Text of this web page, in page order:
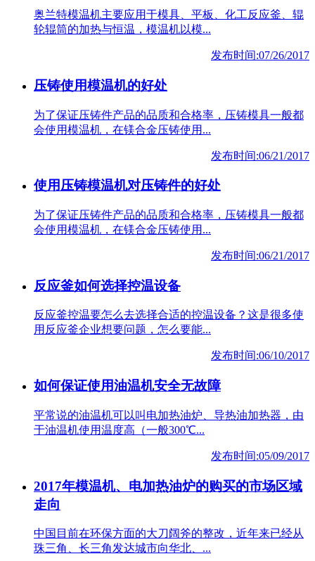
奥兰特模温机主要应用于模具、平板、化工反应釜、辊
轮辊筒的加热与恒温，模温机以模...
发布时间:07/26/2017
压铸使用模温机的好处
为了保证压铸件产品的品质和合格率，压铸模具一般都
会使用模温机，在镁合金压铸使用...
发布时间:06/21/2017
使用压铸模温机对压铸件的好处
为了保证压铸件产品的品质和合格率，压铸模具一般都
会使用模温机，在镁合金压铸使用...
发布时间:06/21/2017
反应釜如何选择控温设备
反应釜控温要怎么去选择合适的控温设备？这是很多使
用反应釜企业想要问题，怎么要能...
发布时间:06/10/2017
如何保证使用油温机安全无故障
平常说的油温机可以叫电加热油炉、导热油加热器，由
于油温机使用温度高（一般300℃...
发布时间:05/09/2017
2017年模温机、电加热油炉的购买的市场区域
走向
中国目前在环保方面的大刀阔斧的整改，近年来已经从
珠三角、长三角发达城市向华北、...